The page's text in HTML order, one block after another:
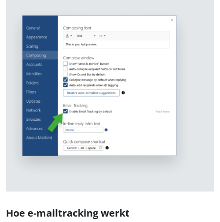
Hoe e-mailtracking werkt